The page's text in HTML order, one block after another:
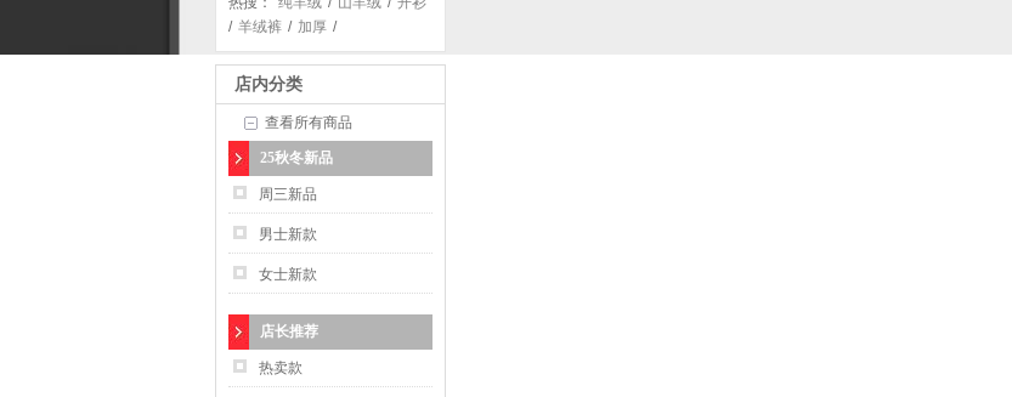
/ 羊绒裤 / 加厚 /
店内分类
查看所有商品
25秋冬新品
周三新品
男士新款
女士新款
店长推荐
热卖款